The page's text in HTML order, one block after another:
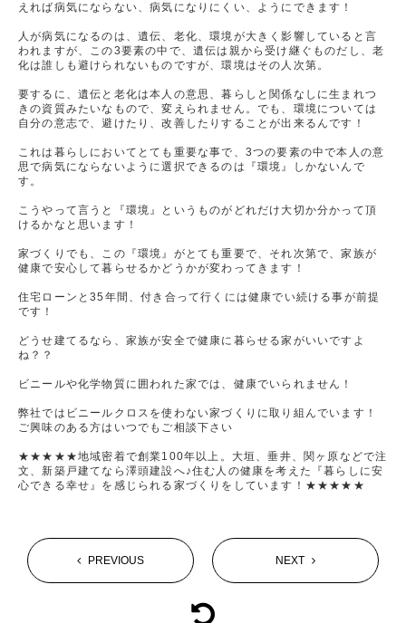
えれば病気にならない、病気になりにくい、ようにできます！
人が病気になるのは、遺伝、老化、環境が大きく影響していると言
われますが、この3要素の中で、遺伝は親から受け継ぐものだし、老
化は誰しも避けられないものですが、環境はその人次第。
要するに、遺伝と老化は本人の意思、暮らしと関係なしに生まれつ
きの資質みたいなもので、変えられません。でも、環境については
自分の意志で、避けたり、改善したりすることが出来るんです！
これは暮らしにおいてとても重要な事で、3つの要素の中で本人の意
思で病気にならないように選択できるのは『環境』しかないんで
す。
こうやって言うと『環境』というものがどれだけ大切か分かって頂
けるかなと思います！
家づくりでも、この『環境』がとても重要で、それ次第で、家族が
健康で安心して暮らせるかどうかが変わってきます！
住宅ローンと35年間、付き合って行くには健康でい続ける事が前提
です！
どうせ建てるなら、家族が安全で健康に暮らせる家がいいですよ
ね？？
ビニールや化学物質に囲われた家では、健康でいられません！
弊社ではビニールクロスを使わない家づくりに取り組んでいます！
ご興味のある方はいつでもご相談下さい
★★★★★地域密着で創業100年以上。大垣、垂井、関ヶ原などで注
文、新築戸建てなら澤頭建設へ♪住む人の健康を考えた『暮らしに安
心できる幸せ』を感じられる家づくりをしています！★★★★★
PREVIOUS NEXT